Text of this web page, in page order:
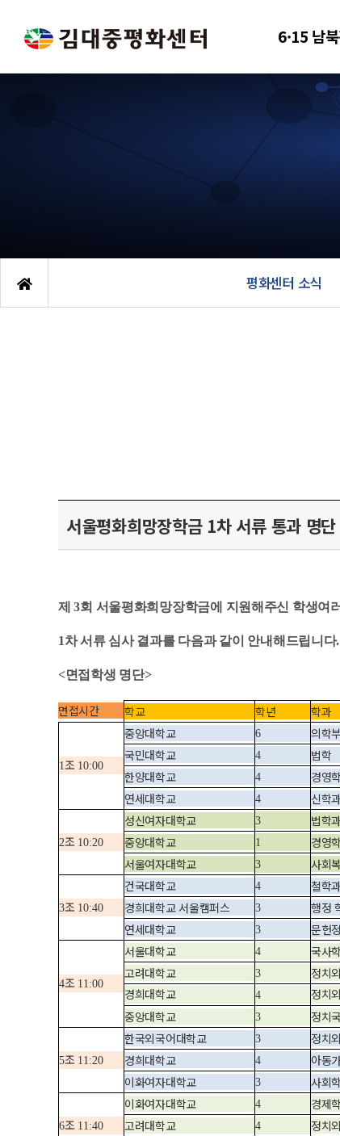
6·15 남
평화센터 소식
서울평화희망장학금 1차 서류 통과 명단
제 3회 서울평화희망장학금에 지원해주신 학생여
1차 서류 심사 결과를 다음과 같이 안내해드립니다.
<면접학생 명단>
면접시간 학교 학년 학과
1조 10:00
중앙대학교 6 의학
국민대학교
4 법학
한양대학교
4 경영
연세대학교
4 신학과
2조 10:20
성신여자대학교 3 법학과
중앙대학교
1 경영
서울여자대학교
3 사회
3조 10:40
건국대학교 4 철학과
경희대학교 서울캠퍼스
3 행정
연세대학교
3 문헌
4조 11:00
서울대학교 4 국사
고려대학교
3 정치
경희대학교
4 정치
중앙대학교
3 정치
5조 11:20
한국외국어대학교 3 정치
경희대학교
4 아동
이화여자대학교
3 사회
6조 11:40
이화여자대학교 4 경제
고려대학교
4 정치